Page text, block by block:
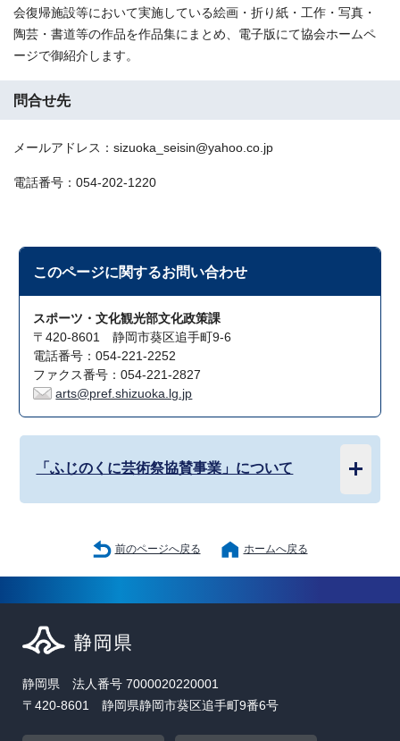
会復帰施設等において実施している絵画・折り紙・工作・写真・
陶芸・書道等の作品を作品集にまとめ、電子版にて協会ホームペ
ージで御紹介します。
問合せ先
メールアドレス：sizuoka_seisin@yahoo.co.jp
電話番号：054-202-1220
このページに関するお問い合わせ
スポーツ・文化観光部文化政策課
〒420-8601 静岡市葵区追手町9-6
電話番号：054-221-2252
ファクス番号：054-221-2827
arts@pref.shizuoka.lg.jp
「ふじのくに芸術祭協賛事業」について
前のページへ戻る ホームへ戻る
静岡県 法人番号 7000020220001
〒420-8601 静岡県静岡市葵区追手町9番6号